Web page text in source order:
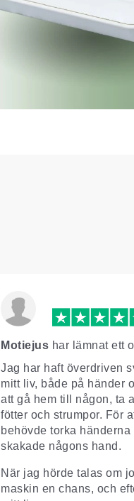
Motiejus har lämnat ett
Jag har haft överdriven
mitt liv, både på händer
att gå hem till någon, ta
fötter och strumpor. För
behövde torka
skakade någons hand.
När jag hörde talas om
maskin en chans, och